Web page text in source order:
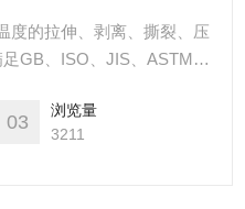
度的拉伸、剥离、撕裂、压
GB、ISO、JIS、ASTM、
03
浏览量
3211